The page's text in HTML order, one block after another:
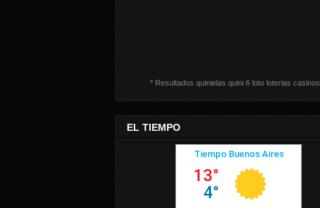
* Resultados quinielas quini 6 loto loterias casinos
EL TIEMPO